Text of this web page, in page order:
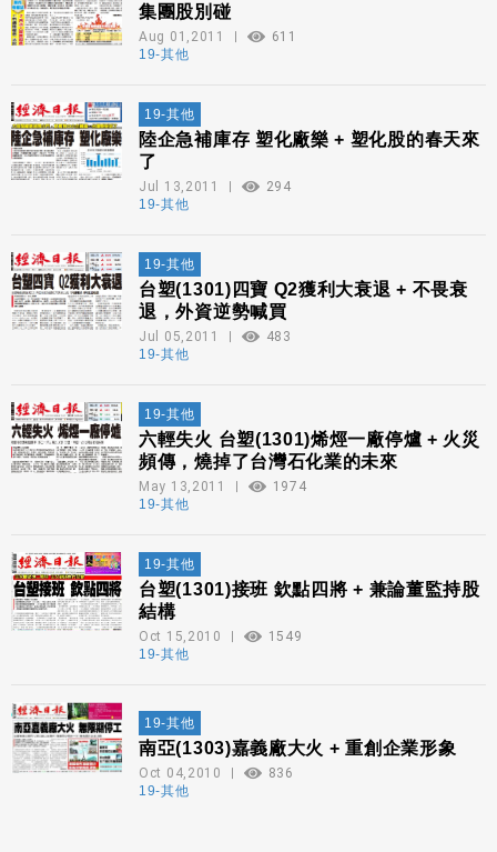
集團股別碰
Aug 01,2011
611
19-其他
19-其他
陸企急補庫存 塑化廠樂 + 塑化股的春天來
了
Jul 13,2011
294
19-其他
19-其他
台塑(1301)四寶 Q2獲利大衰退 + 不畏衰
退，外資逆勢喊買
Jul 05,2011
483
19-其他
19-其他
六輕失火 台塑(1301)烯烴一廠停爐 + 火災
頻傳，燒掉了台灣石化業的未來
May 13,2011
1974
19-其他
19-其他
台塑(1301)接班 欽點四將 + 兼論董監持股
結構
Oct 15,2010
1549
19-其他
19-其他
南亞(1303)嘉義廠大火 + 重創企業形象
Oct 04,2010
836
19-其他